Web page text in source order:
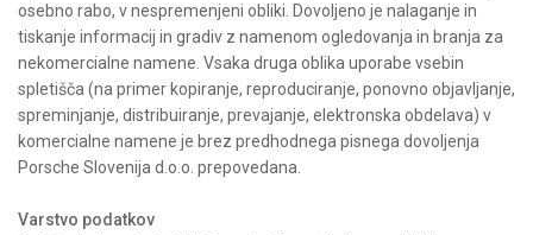
osebno rabo, v nespremenjeni obliki. Dovoljeno je nalaganje in
tiskanje informacij in gradiv z namenom ogledovanja in branja za
nekomercialne namene. Vsaka druga oblika uporabe vsebin
spletišča (na primer kopiranje, reproduciranje, ponovno objavljanje,
spreminjanje, distribuiranje, prevajanje, elektronska obdelava) v
komercialne namene je brez predhodnega pisnega dovoljenja
Porsche Slovenija d.o.o. prepovedana.
Varstvo podatkov